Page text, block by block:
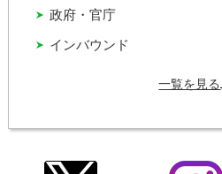
インバウンド
政府・官庁
一覧を見る